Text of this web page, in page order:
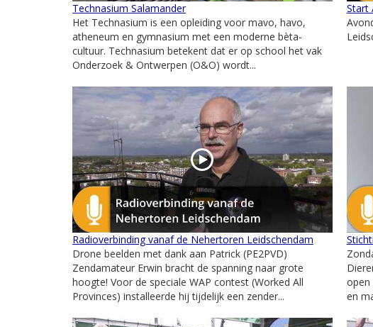
Technasium Salamander
Het Technasium is een opleiding voor mavo, havo,
atheneum en gymnasium met een moderne bèta-
cultuur. Technasium betekent dat er op school het vak
Onderzoek & Ontwerpen (O&O) wordt...
Start
Radioverbinding vanaf de Nehertoren Leidschendam
Drone beelden met dank aan Patrick (PE2PVD)
Zendamateur Erwin bracht de spanning naar grote
hoogte! Voor de speciale WAP contest (Worked All
Provinces) installeerde hij tijdelijk een zender...
open
en